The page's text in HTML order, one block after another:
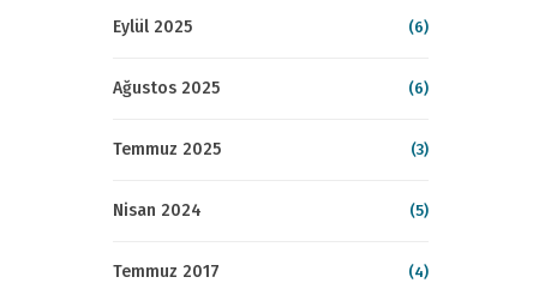
Eylül 2025 (6)
Ağustos 2025 (6)
Temmuz 2025 (3)
Nisan 2024 (5)
Temmuz 2017 (4)